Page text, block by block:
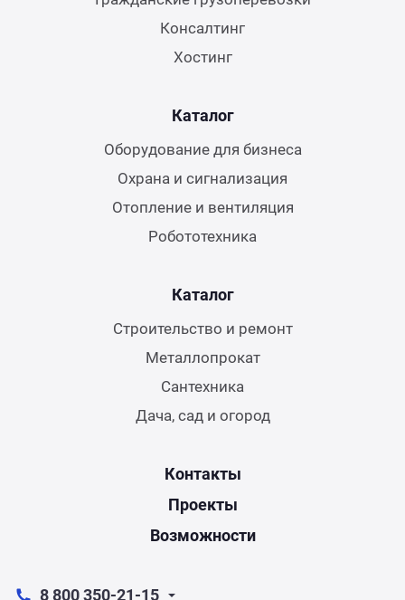
Консалтинг
Хостинг
Каталог
Оборудование для бизнеса
Охрана и сигнализация
Отопление и вентиляция
Робототехника
Каталог
Строительство и ремонт
Металлопрокат
Сантехника
Дача, сад и огород
Контакты
Проекты
Возможности
8 800 350-21-15